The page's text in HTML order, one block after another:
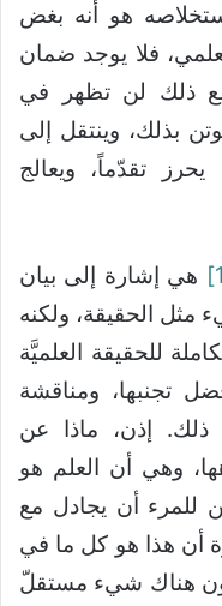
هو أنه بغض
فلا يوجد ضمان
مع ذلك لن تظهر في
بذلك، وينتقل إلى
تقدّماً، ويعالج
هي إشارة إلى بيان
مثل الحقيقة، ولكنه
للحقيقة العلميَّة
تجنبها، ومناقشة
ذلك. إذن، ماذا عن
وهي أن العلم هو
للمرء أن يجادل مع
أن هذا هو كل ما في
هناك شيء مستقلّ